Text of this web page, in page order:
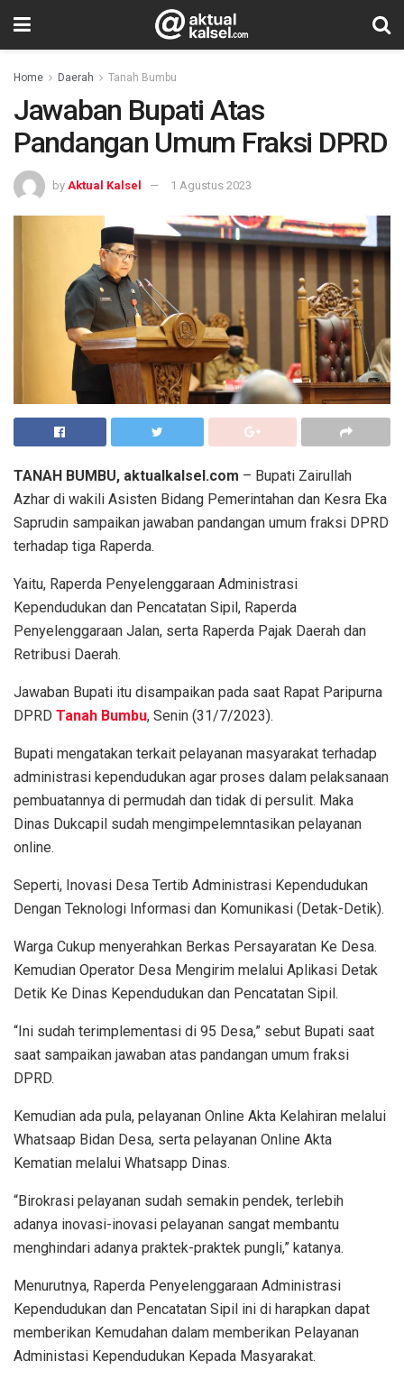
Home Daerah Tanah Bumbu
Jawaban Bupati Atas
Pandangan Umum Fraksi DPRD
by Aktual Kalsel 1 Agustus 2023
TANAH BUMBU, aktualkalsel.com – Bupati Zairullah
Azhar di wakili Asisten Bidang Pemerintahan dan Kesra Eka
Saprudin sampaikan jawaban pandangan umum fraksi DPRD
terhadap tiga Raperda.
Yaitu, Raperda Penyelenggaraan Administrasi
Kependudukan dan Pencatatan Sipil, Raperda
Penyelenggaraan Jalan, serta Raperda Pajak Daerah dan
Retribusi Daerah.
Jawaban Bupati itu disampaikan pada saat Rapat Paripurna
DPRD Tanah Bumbu, Senin (31/7/2023).
Bupati mengatakan terkait pelayanan masyarakat terhadap
administrasi kependudukan agar proses dalam pelaksanaan
pembuatannya di permudah dan tidak di persulit. Maka
Dinas Dukcapil sudah mengimpelemntasikan pelayanan
online.
Seperti, Inovasi Desa Tertib Administrasi Kependudukan
Dengan Teknologi Informasi dan Komunikasi (Detak-Detik).
Warga Cukup menyerahkan Berkas Persayaratan Ke Desa.
Kemudian Operator Desa Mengirim melalui Aplikasi Detak
Detik Ke Dinas Kependudukan dan Pencatatan Sipil.
“Ini sudah terimplementasi di 95 Desa,” sebut Bupati saat
saat sampaikan jawaban atas pandangan umum fraksi
DPRD.
Kemudian ada pula, pelayanan Online Akta Kelahiran melalui
Whatsaap Bidan Desa, serta pelayanan Online Akta
Kematian melalui Whatsapp Dinas.
“Birokrasi pelayanan sudah semakin pendek, terlebih
adanya inovasi-inovasi pelayanan sangat membantu
menghindari adanya praktek-praktek pungli,” katanya.
Menurutnya, Raperda Penyelenggaraan Administrasi
Kependudukan dan Pencatatan Sipil ini di harapkan dapat
memberikan Kemudahan dalam memberikan Pelayanan
Administasi Kependudukan Kepada Masyarakat.